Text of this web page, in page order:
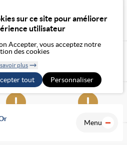
sur ce site pour améliorer
utilisateur
Accepter, vous acceptez notre
des cookies
plus
tout
Retirer le
consentementPersonnaliser
Menu
Gourmet